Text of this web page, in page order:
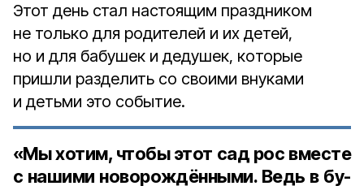
Этот день стал настоящим праздником
не только для родителей и их детей,
но и для бабушек и дедушек, ко­торые
пришли разделить со своими вну­ками
и детьми это событие.
«Мы хотим, чтобы этот сад рос вмес­те
с нашими новорождёнными. Ведь в бу­